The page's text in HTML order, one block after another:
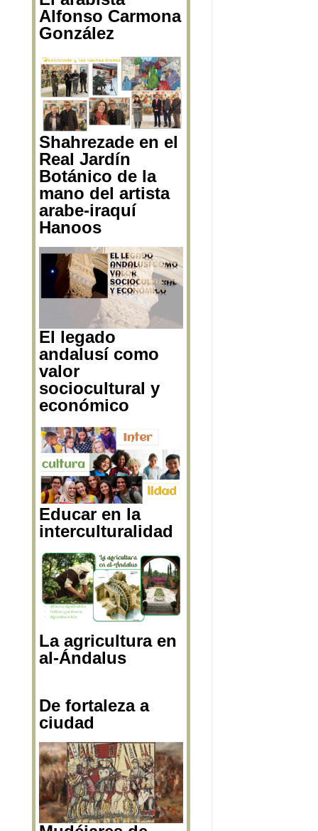
El arabista
Alfonso Carmona
González
Shahrezade en el
Real Jardín
Botánico de la
mano del artista
arabe-iraquí
Hanoos
El legado
andalusí como
valor
sociocultural y
económico
Educar en la
interculturalidad
La agricultura en
al-Ándalus
De fortaleza a
ciudad